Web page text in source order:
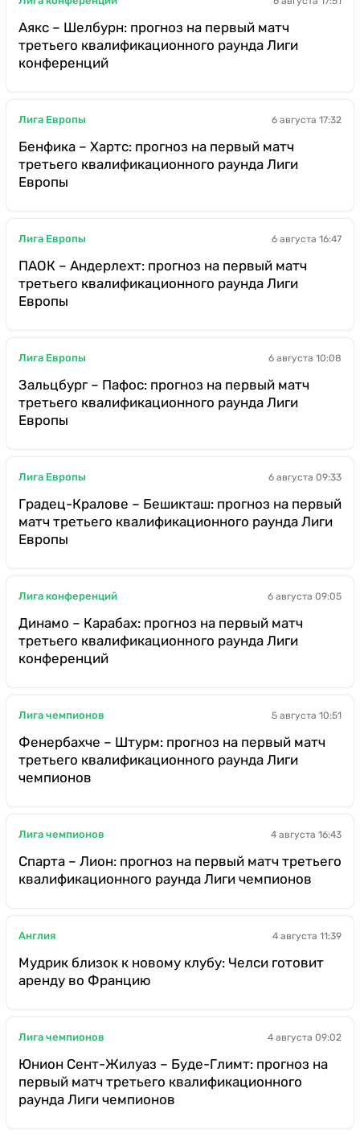
Аякс – Шелбурн: прогноз на первый матч
третьего квалификационного раунда Лиги
конференций
Лига Европы 6 августа 17:32
Бенфика – Хартс: прогноз на первый матч
третьего квалификационного раунда Лиги
Европы
Лига Европы 6 августа 16:47
ПАОК – Андерлехт: прогноз на первый матч
третьего квалификационного раунда Лиги
Европы
Лига Европы 6 августа 10:08
Зальцбург – Пафос: прогноз на первый матч
третьего квалификационного раунда Лиги
Европы
Лига Европы 6 августа 09:33
Градец-Кралове – Бешикташ: прогноз на первый
матч третьего квалификационного раунда Лиги
Европы
Лига конференций 6 августа 09:05
Динамо – Карабах: прогноз на первый матч
третьего квалификационного раунда Лиги
конференций
Лига чемпионов 5 августа 10:51
Фенербахче – Штурм: прогноз на первый матч
третьего квалификационного раунда Лиги
чемпионов
Лига чемпионов 4 августа 16:43
Спарта – Лион: прогноз на первый матч третьего
квалификационного раунда Лиги чемпионов
Англия 4 августа 11:39
Мудрик близок к новому клубу: Челси готовит
аренду во Францию
Лига чемпионов 4 августа 09:02
Юнион Сент-Жилуаз – Буде-Глимт: прогноз на
первый матч третьего квалификационного
раунда Лиги чемпионов